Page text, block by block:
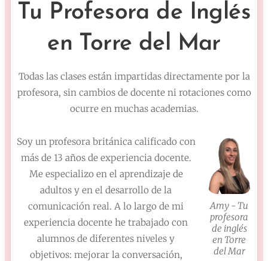
Tu Profesora de Inglés
en Torre del Mar
Todas las clases están impartidas directamente por la
profesora, sin cambios de docente ni rotaciones como
ocurre en muchas academias.
Amy - Tu
profesora
de inglés
en Torre
del Mar
Soy un profesora británica calificado con
más de 13 años de experiencia docente.
Me especializo en el aprendizaje de
adultos y en el desarrollo de la
comunicación real. A lo largo de mi
experiencia docente he trabajado con
alumnos de diferentes niveles y
objetivos: mejorar la conversación,